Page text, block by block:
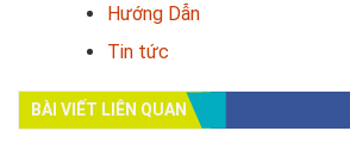
Hướng Dẫn
Tin tức
BÀI VIẾT LIÊN QUAN